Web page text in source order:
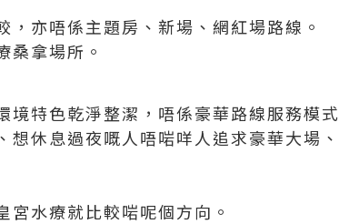
亦唔係主題房、新場、網紅場路線。
桑拿場所。
特色乾淨整潔，唔係豪華路線服務模式
休息過夜嘅人唔啱咩人追求豪華大場、
水療就比較啱呢個方向。